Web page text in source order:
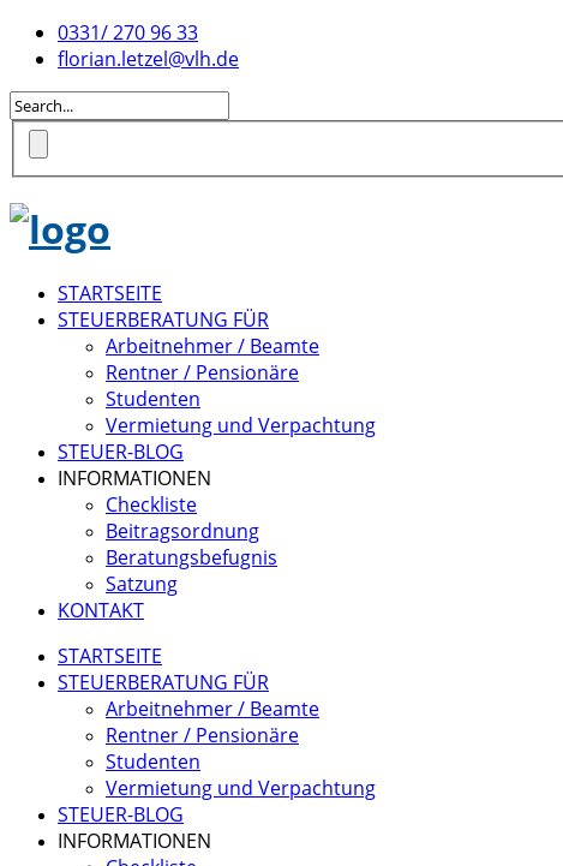
0331/ 270 96 33
florian.letzel@vlh.de
STARTSEITE
STEUERBERATUNG FÜR
Arbeitnehmer / Beamte
Rentner / Pensionäre
Studenten
Vermietung und Verpachtung
STEUER-BLOG
INFORMATIONEN
Checkliste
Beitragsordnung
Beratungsbefugnis
Satzung
KONTAKT
STARTSEITE
STEUERBERATUNG FÜR
Arbeitnehmer / Beamte
Rentner / Pensionäre
Studenten
Vermietung und Verpachtung
STEUER-BLOG
INFORMATIONEN